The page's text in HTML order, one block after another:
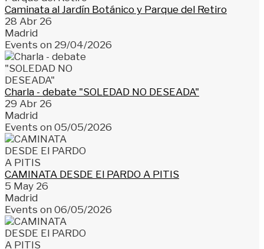
Caminata al Jardín Botánico y Parque del Retiro
28 Abr 26
Madrid
Events on 29/04/2026
Charla - debate "SOLEDAD NO DESEADA"
29 Abr 26
Madrid
Events on 05/05/2026
CAMINATA DESDE El PARDO A PITIS
5 May 26
Madrid
Events on 06/05/2026